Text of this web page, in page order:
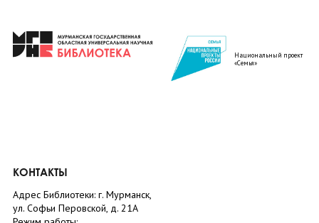
Национальный проект
«Семья»
КОНТАКТЫ
Адрес Библиотеки: г. Мурманск,
ул. Софьи Перовской, д. 21А